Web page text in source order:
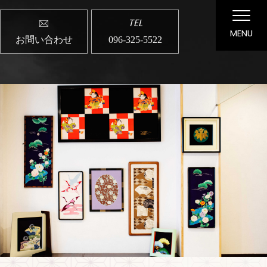
MENU
お問い合わせ
TEL
096-325-5522